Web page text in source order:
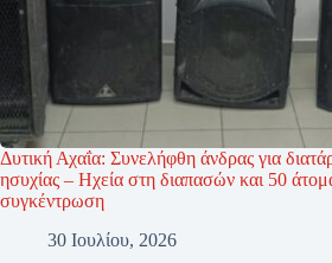
Δυτική Αχαΐα: Συνελήφθη άνδρας για
ησυχίας – Ηχεία στη διαπασών και 50
συγκέντρωση
30 Ιουλίου, 2026